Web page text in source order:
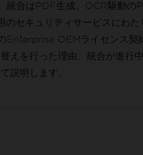
統合はPDF生成、OCR駆動の
のセキュリティサービスにわ
Enterprise OEMライセンス契
えを行った理由、統合が進行
説明します。